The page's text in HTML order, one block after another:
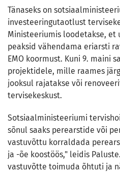
Tänaseks on
investeeringutaotlust
Ministeeriumis loodetakse, et
peaksid vähendama eriarsti
EMO koormust. Kuni 9. maini
projektidele, mille raames
jooksul rajatakse või
tervisekeskust.
Sotsiaalministeeriumi
sõnul saaks perearstide või
vastuvõttu korraldada
ja -õe koostöös," leidis
vastuvõtte toimuda õhtuti ja